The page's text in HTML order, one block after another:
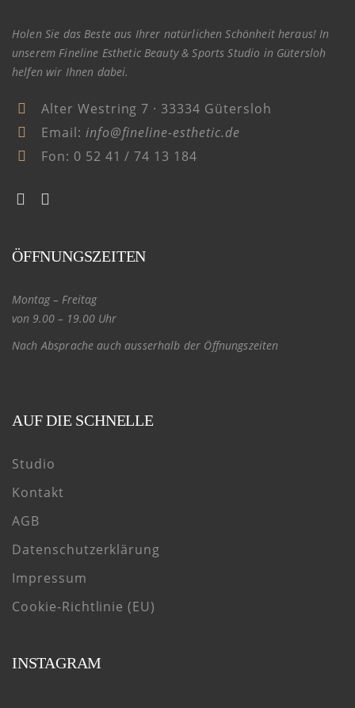
Holen Sie das Beste aus Ihrer natürlichen Schönheit heraus! In
unserem Fineline Esthetic Beauty & Sports Studio in Gütersloh
helfen wir Ihnen dabei.
Alter Westring 7 · 33334 Gütersloh
Email: info@fineline-esthetic.de
Fon: 0 52 41 / 74 13 184
ÖFFNUNGSZEITEN
Montag – Freitag
von 9.00 – 19.00 Uhr
Nach Absprache auch ausserhalb der Öffnungszeiten
AUF DIE SCHNELLE
Studio
Kontakt
AGB
Datenschutzerklärung
Impressum
Cookie-Richtlinie (EU)
INSTAGRAM